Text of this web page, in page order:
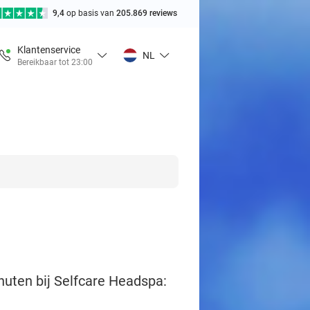
9,4 op basis van 205.869 reviews
Klantenservice
Bereikbaar tot 23:00
NL
bij Selfcare Headspa: